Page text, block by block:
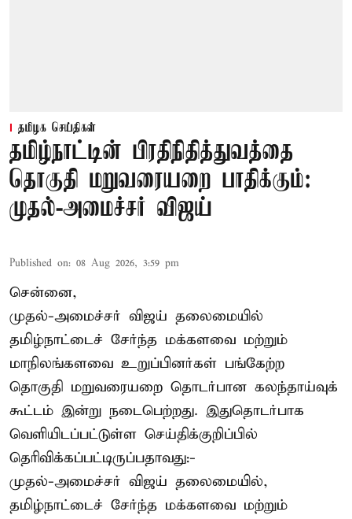
தமிழக செய்திகள்
தமிழ்நாட்டின் பிரதிநிதித்துவத்தை
தொகுதி மறுவரையறை பாதிக்கும்:
முதல்-அமைச்சர் விஜய்
Published on: 08 Aug 2026, 3:59 pm
சென்னை,
முதல்-அமைச்சர் விஜய் தலைமையில்
தமிழ்நாட்டைச் சேர்ந்த மக்களவை மற்றும்
மாநிலங்களவை உறுப்பினர்கள் பங்கேற்ற
தொகுதி மறுவரையறை தொடர்பான கலந்தாய்வுக்
கூட்டம் இன்று நடைபெற்றது. இதுதொடர்பாக
வெளியிடப்பட்டுள்ள செய்திக்குறிப்பில்
தெரிவிக்கப்பட்டிருப்பதாவது:-
முதல்-அமைச்சர் விஜய் தலைமையில்,
தமிழ்நாட்டைச் சேர்ந்த மக்களவை மற்றும்